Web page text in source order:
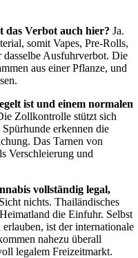
das Verbot auch hier? Ja.
somit Vapes, Pre-Rolls,
Ausfuhrverbot. Die
aus einer Pflanze, und
ist und einem normalen
Zollkontrolle stützt sich
erkennen die
Das Tarnen von
Verschleierung und
vollständig legal,
nichts. Thailändisches
die Einfuhr. Selbst
ist der internationale
nahezu überall
legalem Freizeitmarkt.